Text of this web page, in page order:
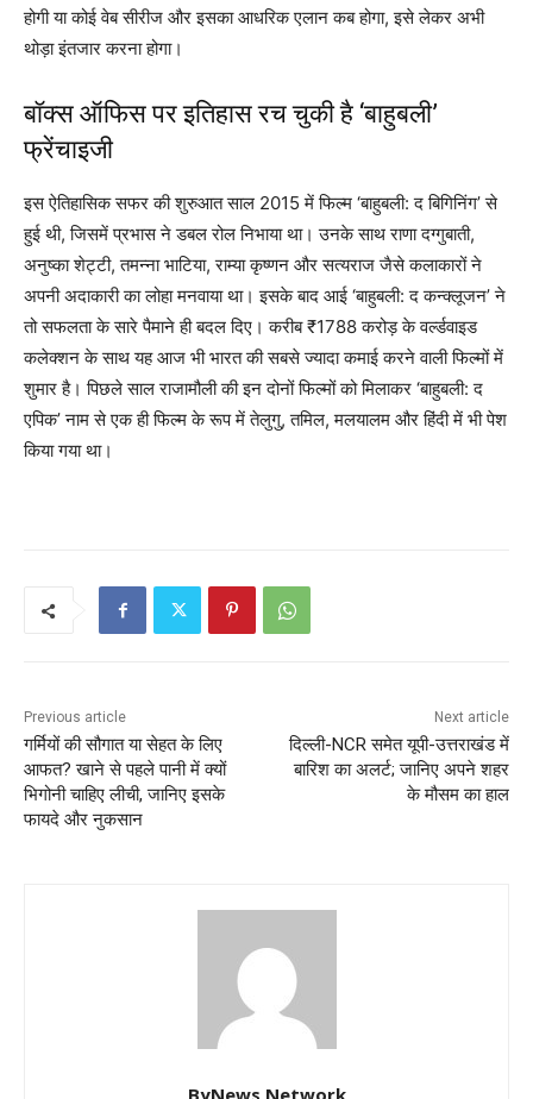
होगी या कोई वेब सीरीज और इसका आधरिक एलान कब होगा, इसे लेकर अभी
थोड़ा इंतजार करना होगा।
बॉक्स ऑफिस पर इतिहास रच चुकी है ‘बाहुबली’
फ्रेंचाइजी
इस ऐतिहासिक सफर की शुरुआत साल 2015 में फिल्म ‘बाहुबली: द बिगिनिंग’ से
हुई थी, जिसमें प्रभास ने डबल रोल निभाया था। उनके साथ राणा दग्गुबाती,
अनुष्का शेट्टी, तमन्ना भाटिया, राम्या कृष्णन और सत्यराज जैसे कलाकारों ने
अपनी अदाकारी का लोहा मनवाया था। इसके बाद आई ‘बाहुबली: द कन्क्लूजन’ ने
तो सफलता के सारे पैमाने ही बदल दिए। करीब ₹1788 करोड़ के वर्ल्डवाइड
कलेक्शन के साथ यह आज भी भारत की सबसे ज्यादा कमाई करने वाली फिल्मों में
शुमार है। पिछले साल राजामौली की इन दोनों फिल्मों को मिलाकर ‘बाहुबली: द
एपिक’ नाम से एक ही फिल्म के रूप में तेलुगु, तमिल, मलयालम और हिंदी में भी पेश
किया गया था।
Previous article
गर्मियों की सौगात या सेहत के लिए
आफत? खाने से पहले पानी में क्यों
भिगोनी चाहिए लीची, जानिए इसके
फायदे और नुकसान
Next article
दिल्ली-NCR समेत यूपी-उत्तराखंड में
बारिश का अलर्ट; जानिए अपने शहर
के मौसम का हाल